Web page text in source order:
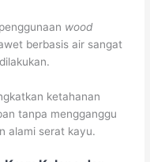
wood
berbasis air sangat
ketahanan
tanpa mengganggu
alami serat kayu.